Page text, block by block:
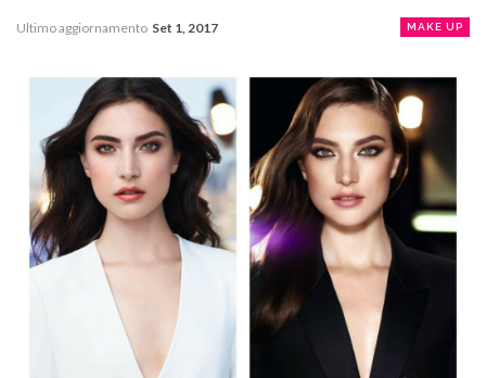
MAKE UP
Ultimo aggiornamento Set 1, 2017